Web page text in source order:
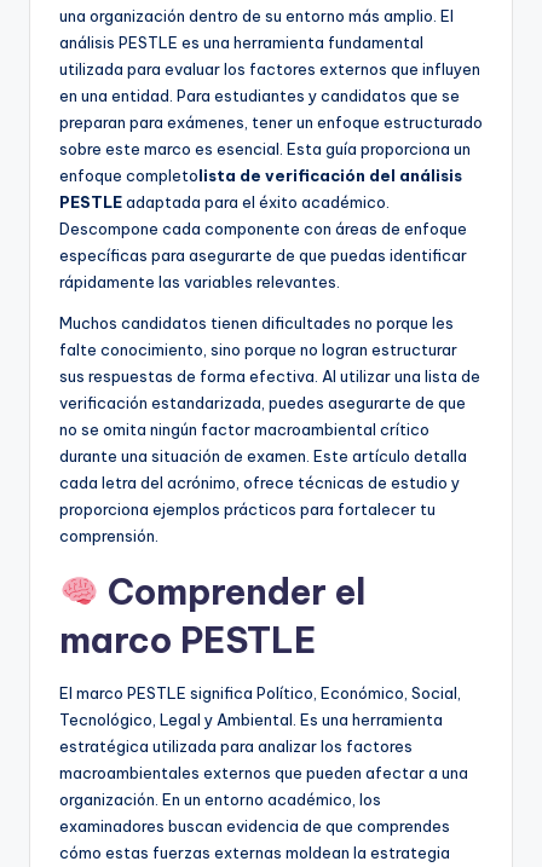
&
D
it
si
una organización dentro de su entorno más amplio. El
análisis PESTLE es una herramienta fundamental
utilizada para evaluar los factores externos que influyen
en una entidad. Para estudiantes y candidatos que se
preparan para exámenes, tener un enfoque estructurado
sobre este marco es esencial. Esta guía proporciona un
enfoque completolista de verificación del análisis
PESTLEadaptada para el éxito académico.
Descompone cada componente con áreas de enfoque
específicas para asegurarte de que puedas identificar
rápidamente las variables relevantes.
Muchos candidatos tienen dificultades no porque les
falte conocimiento, sino porque no logran estructurar
sus respuestas de forma efectiva. Al utilizar una lista de
verificación estandarizada, puedes asegurarte de que
no se omita ningún factor macroambiental crítico
durante una situación de examen. Este artículo detalla
cada letra del acrónimo, ofrece técnicas de estudio y
proporciona ejemplos prácticos para fortalecer tu
comprensión.
Comprender el
marco PESTLE
El marco PESTLE significa Político, Económico, Social,
Tecnológico, Legal y Ambiental. Es una herramienta
estratégica utilizada para analizar los factores
macroambientales externos que pueden afectar a una
organización. En un entorno académico, los
examinadores buscan evidencia de que comprendes
cómo estas fuerzas externas moldean la estrategia